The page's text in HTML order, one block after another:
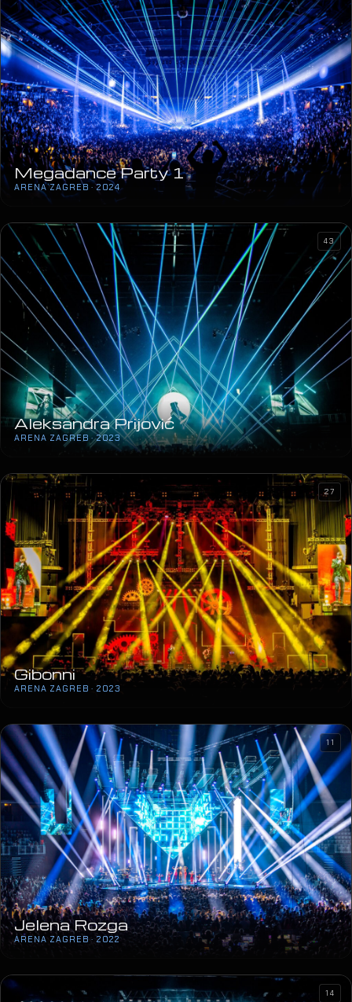
Megadance Party 1
ARENA ZAGREB · 2024
Aleksandra Prijović
ARENA ZAGREB · 2023
43
Gibonni
ARENA ZAGREB · 2023
27
Jelena Rozga
ARENA ZAGREB · 2022
11
14